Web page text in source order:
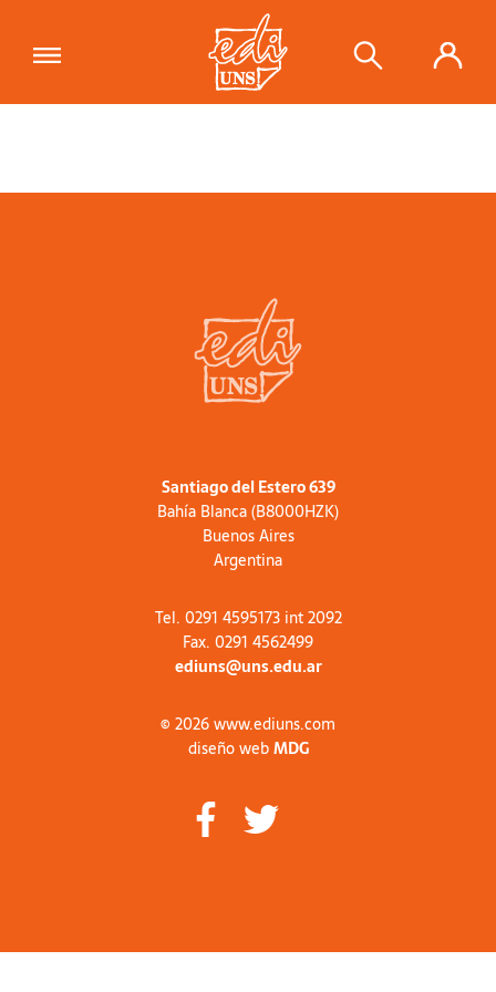
Santiago del Estero 639
Bahía Blanca (B8000HZK)
Buenos Aires
Argentina
Tel. 0291 4595173 int 2092
Fax. 0291 4562499
ediuns@uns.edu.ar
© 2026 www.ediuns.com
diseño webMDG